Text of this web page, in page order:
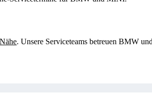
. Unsere Serviceteams betreuen BMW